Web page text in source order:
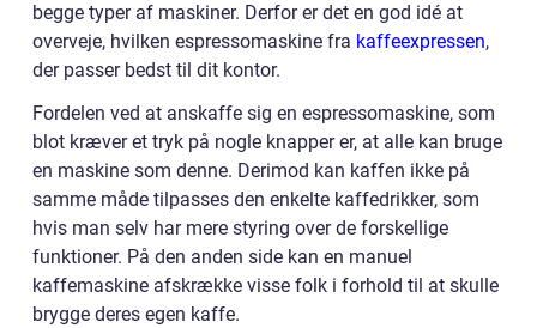
begge typer af maskiner. Derfor er det en god idé at
overveje, hvilken espressomaskine fra kaffeexpressen,
der passer bedst til dit kontor.
Fordelen ved at anskaffe sig en espressomaskine, som
blot kræver et tryk på nogle knapper er, at alle kan bruge
en maskine som denne. Derimod kan kaffen ikke på
samme måde tilpasses den enkelte kaffedrikker, som
hvis man selv har mere styring over de forskellige
funktioner. På den anden side kan en manuel
kaffemaskine afskrække visse folk i forhold til at skulle
brygge deres egen kaffe.